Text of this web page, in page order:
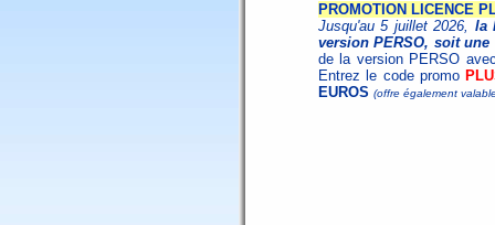
PROMOTION LICENCE
Jusqu'au 5 juillet 2026, la
version PERSO, soit
de la version PERSO
Entrez le code promo
EUROS (offre également